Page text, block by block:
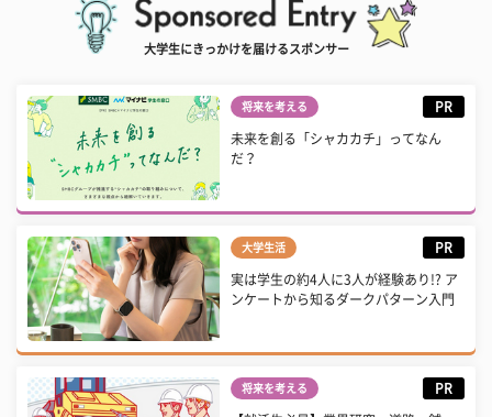
大学生にきっかけを届けるスポンサー
将来を考える PR
未来を創る「シャカカチ」ってなん
だ？
大学生活 PR
実は学生の約4人に3人が経験あり!? ア
ンケートから知るダークパターン入門
将来を考える PR